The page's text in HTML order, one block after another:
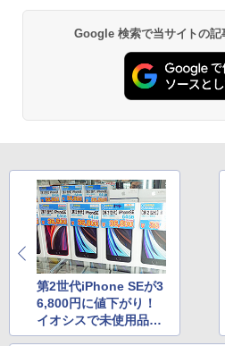
Google 検索で当サイトの記
第2世代iPhone SEが3
6,800円に値下がり！
イオシスで未使用品セ
ール